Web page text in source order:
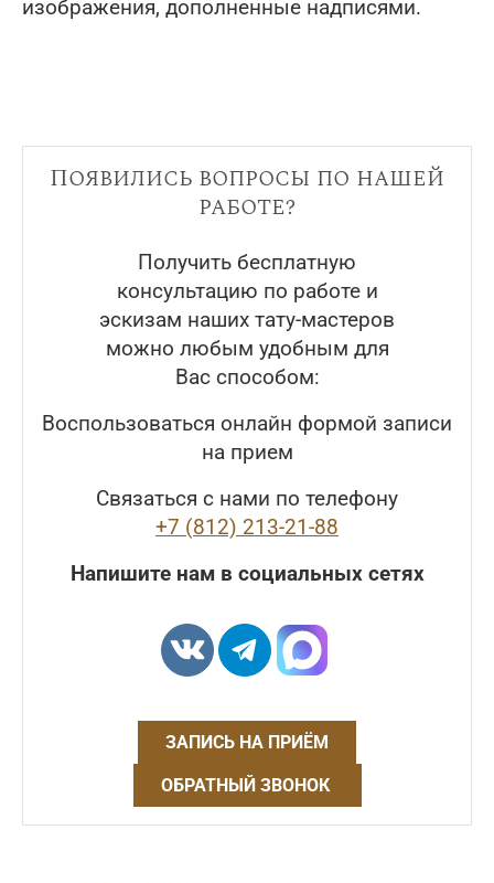
изображения, дополненные надписями.
Появились вопросы по нашей
работе?
Получить бесплатную
консультацию по работе и
эскизам наших тату-мастеров
можно любым удобным для
Вас способом:
Воспользоваться онлайн формой записи
на прием
Связаться с нами по телефону
+7 (812) 213-21-88
Напишите нам в социальных сетях
ЗАПИСЬ НА ПРИЁМ
ОБРАТНЫЙ ЗВОНОК